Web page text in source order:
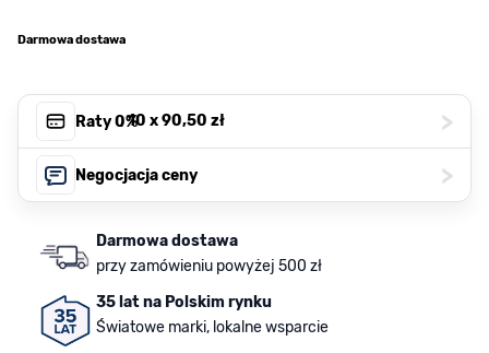
Darmowa dostawa
Raty 0%, 10 x90,50 zł >
Negocjacja ceny >
Darmowa dostawa
przy zamówieniu powyżej 500 zł
35 lat na Polskim rynku
Światowe marki, lokalne wsparcie